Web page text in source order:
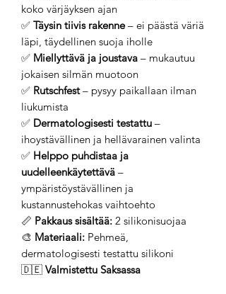
koko värjäyksen ajan
✅ Täysin tiivis rakenne– ei päästä väriä
läpi, täydellinen suoja iholle
✅ Miellyttävä ja joustava – mukautuu
jokaisen silmän muotoon
✅ Rutschfest– pysyy paikallaan ilman
liukumista
✅ Dermatologisesti testattu –
ihoystävällinen ja hellävarainen valinta
✅ Helppo puhdistaa ja
uudelleenkäytettävä –
ympäristöystävällinen ja
kustannustehokas vaihtoehto
📏 Pakkaus sisältää: 2 silikonisuojaa
🎨 Materiaali: Pehmeä,
dermatologisesti testattu silikoni
🇩🇪 Valmistettu Saksassa